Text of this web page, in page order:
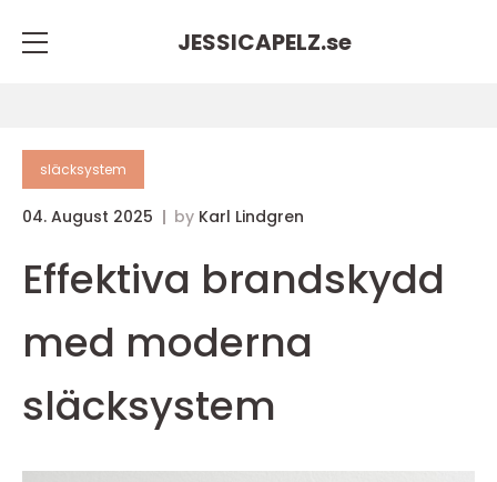
JESSICAPELZ.se
släcksystem
04. August 2025 by Karl Lindgren
Effektiva brandskydd
med moderna
släcksystem